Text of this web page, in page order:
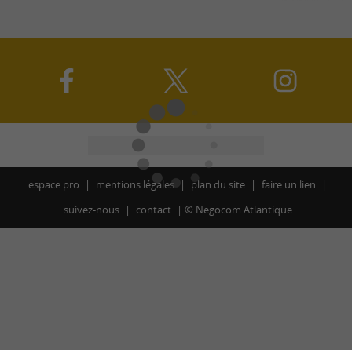
espace pro mentions légales plan du site
faire un lien
suivez-nous
contact © Negocom Atlantique